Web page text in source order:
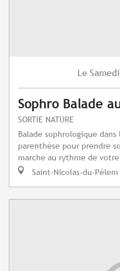
Le Samedi
Sophro Balade
SORTIE NATURE
Balade sophrologique dans
parenthèse pour prendre
marche au rythme de
Saint-Nicolas-du-Pélem